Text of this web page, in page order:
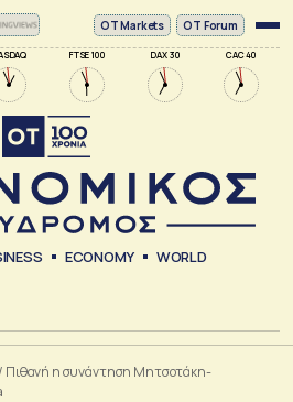
FTSE 100 DAX 30 CAC 40
ΟΤ Markets OT Forum
ECONOMY WORLD
/ Πιθανή η συνάντηση Μητσοτάκη-